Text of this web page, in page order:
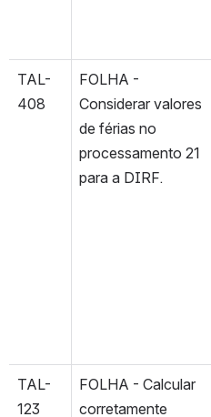
TAL-
408
FOLHA -
Considerar valores
de férias no
processamento 21
para a DIRF.
TAL-
123
FOLHA - Calcular
corretamente